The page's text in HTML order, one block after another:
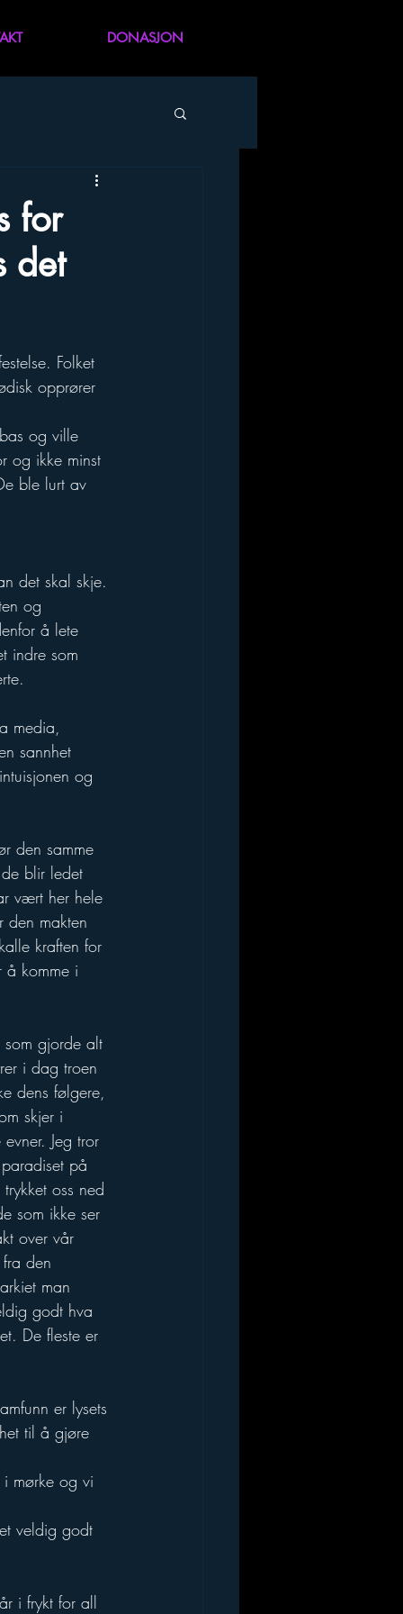
DONASJON
for
det
Folket
opprører
og ville
og ikke minst
ble lurt av
det skal skje.
og
å lete
indre som
media,
sannhet
og
den samme
blir ledet
vært her hele
makten
kraften for
å komme i
som gjorde alt
i dag troen
dens følgere,
skjer i
Jeg tror
på
oss ned
som ikke ser
over vår
den
man
godt hva
De fleste er
er lysets
til å gjøre
i mørke og vi
veldig godt
i frykt for all